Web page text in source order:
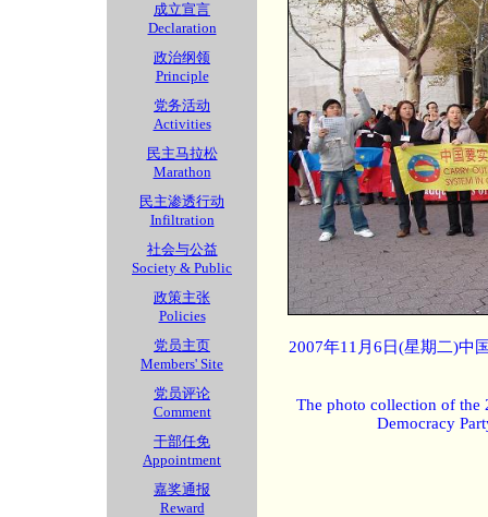
成立宣言
Declaration
政治纲领
Principle
党务活动
Activities
民主马拉松
Marathon
民主渗透行动
Infiltration
社会与公益
Society & Public
政策主张
Policies
党员主页
Members' Site
党员评论
Comment
干部任免
Appointment
嘉奖通报
Reward
2007年11月6日(星期二)中
The photo collection of the
Democracy